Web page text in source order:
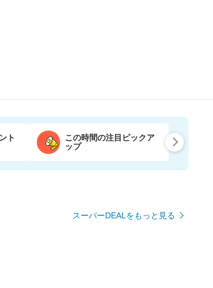
ト
この時間の注目ピックア
ップ
スーパーDEALをもっと見る